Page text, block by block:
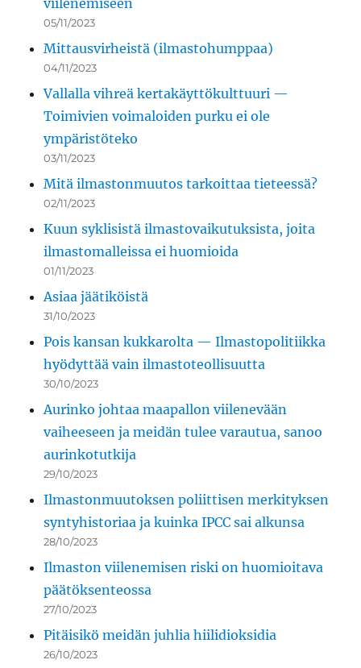
05/11/2023
Mittausvirheistä (ilmastohumppaa)
04/11/2023
Vallalla vihreä kertakäyttökulttuuri —
Toimivien voimaloiden purku ei ole
ympäristöteko
03/11/2023
Mitä ilmastonmuutos tarkoittaa tieteessä?
02/11/2023
Kuun syklisistä ilmastovaikutuksista, joita
ilmastomalleissa ei huomioida
01/11/2023
Asiaa jäätiköistä
31/10/2023
Pois kansan kukkarolta — Ilmastopolitiikka
hyödyttää vain ilmastoteollisuutta
30/10/2023
Aurinko johtaa maapallon viilenevään
vaiheeseen ja meidän tulee varautua, sanoo
aurinkotutkija
29/10/2023
Ilmastonmuutoksen poliittisen merkityksen
syntyhistoriaa ja kuinka IPCC sai alkunsa
28/10/2023
Ilmaston viilenemisen riski on huomioitava
päätöksenteossa
27/10/2023
Pitäisikö meidän juhlia hiilidioksidia
26/10/2023